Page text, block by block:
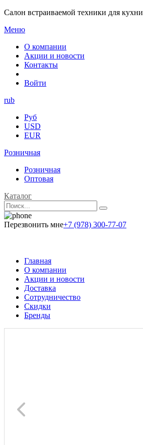
Салон встраиваемой техники для кухни
Меню
О компании
Акции и новости
Контакты
Войти
rub
Руб
USD
EUR
Розничная
Розничная
Оптовая
Каталог
Перезвонить мне+7 (978) 300-77-07
Главная
О компании
Акции и новости
Доставка
Сотрудничество
Скидки
Бренды